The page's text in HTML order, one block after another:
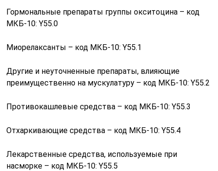
Гормональные препараты группы окситоцина – код
МКБ-10: Y55.0
Миорелаксанты – код МКБ-10: Y55.1
Другие и неуточненные препараты, влияющие
преимущественно на мускулатуру – код МКБ-10: Y55.2
Противокашлевые средства – код МКБ-10: Y55.3
Отхаркивающие средства – код МКБ-10: Y55.4
Лекарственные средства, используемые при
насморке – код МКБ-10: Y55.5